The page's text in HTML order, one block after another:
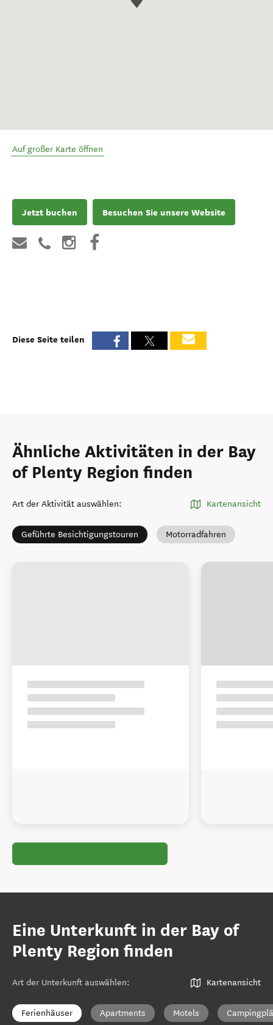
Auf großer Karte öffnen
Jetzt buchen Besuchen Sie unsere Website
Diese Seite teilen
Ähnliche Aktivitäten in der Bay
of Plenty Region finden
Art der Aktivität auswählen: Kartenansicht
Geführte Besichtigungstouren Motorradfahren
Eine Unterkunft in der Bay of
Plenty Region finden
Art der Unterkunft auswählen: Kartenansicht
Ferienhäuser Apartments Motels